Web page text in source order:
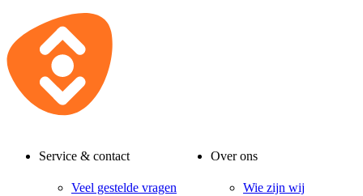
Service & contact
Veel gestelde vragen
Over ons
Wie zijn wij